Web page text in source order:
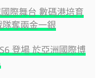
際舞台 數碼港培育
奪兩金一銀
登場 於亞洲國際博